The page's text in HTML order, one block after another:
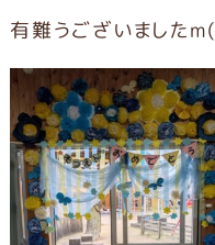
有難うございました